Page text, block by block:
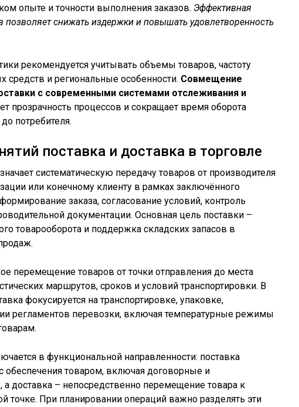
опыте и точности выполнения заказов. Эффективная
позволяет снижать издержки и повышать удовлетворенность
рекомендуется учитывать объемы товаров, частоту
средств и региональные особенности. Совмещение
с современными системами отслеживания и
прозрачность процессов и сокращает время оборота
потребителя.
поставка и доставка в торговле
систематическую передачу товаров от производителя
или конечному клиенту в рамках заключённого
заказа, согласование условий, контроль
документации. Основная цель поставки –
товарооборота и поддержка складских запасов в
перемещение товаров от точки отправления до места
маршрутов, сроков и условий транспортировки. В
фокусируется на транспортировке, упаковке,
регламентов перевозки, включая температурные режимы
в функциональной направленности: поставка
обеспечения товаром, включая договорные и
а доставка – непосредственно перемещение товара к
точке. При планировании операций важно разделять эти